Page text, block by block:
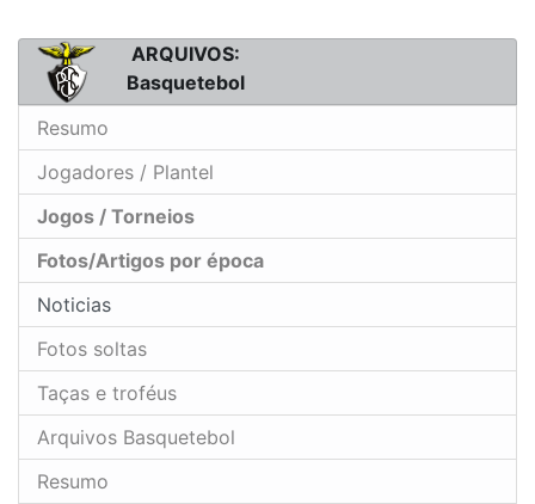
ARQUIVOS:
Basquetebol
Resumo
Jogadores / Plantel
Jogos / Torneios
Fotos/Artigos por época
Noticias
Fotos soltas
Taças e troféus
Arquivos Basquetebol
Resumo